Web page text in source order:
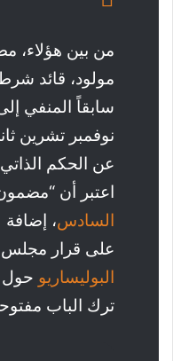
من بين
مولود، قائد
عن الحكم
اعتبر أن
السادس، إضافة
على قرار مجلس
البوليساريو حول
ترك الباب